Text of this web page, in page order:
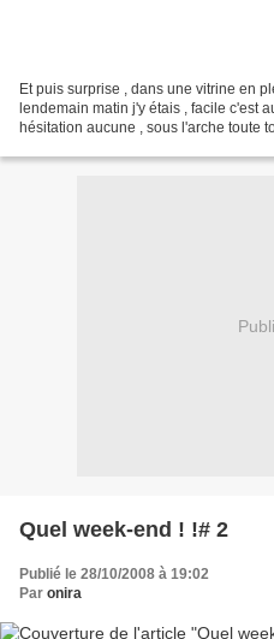
Et puis surprise , dans une vitrine en
lendemain matin j'y étais , facile c'est
hésitation aucune , sous l'arche toute
Quel week-end ! !# 2
Publié le 28/10/2008 à 19:02
Par onira